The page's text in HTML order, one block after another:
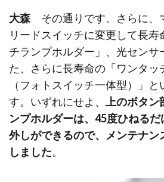
大森 その通りです。さらに、
リードスイッチに変更して長寿
チランプホルダー」、光センサ
た、さらに長寿命の「ワンタッ
（フォトスイッチ一体型）」
す。いずれにせよ、
上のボタ
ンプホルダーは、45度ひねる
外しができるので、メンテナン
しました。